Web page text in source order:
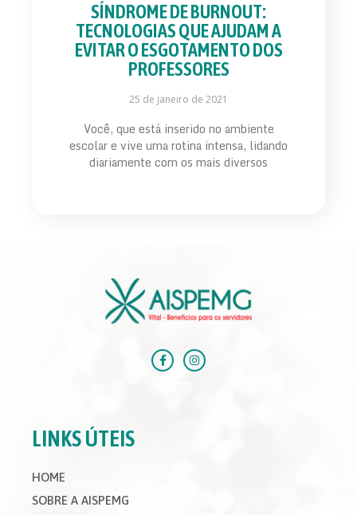
SÍNDROME DE BURNOUT:
TECNOLOGIAS QUE AJUDAM A
EVITAR O ESGOTAMENTO DOS
PROFESSORES
25 de janeiro de 2021
Você, que está inserido no ambiente
escolar e vive uma rotina intensa, lidando
diariamente com os mais diversos
LINKS ÚTEIS
HOME
SOBRE A AISPEMG